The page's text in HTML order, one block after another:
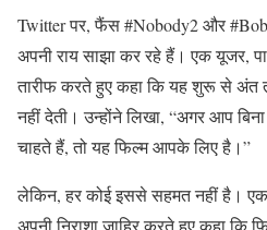
Twitter पर, फैंस #Nobody2 और
अपनी राय साझा कर रहे हैं। एक यूजर,
तारीफ करते हुए कहा कि यह शुरू से
नहीं देती। उन्होंने लिखा, “अगर आप
चाहते हैं, तो यह फिल्म आपके लिए है।”
लेकिन, हर कोई इससे सहमत नहीं है।
अपनी निराशा जाहिर करते हुए कहा कि